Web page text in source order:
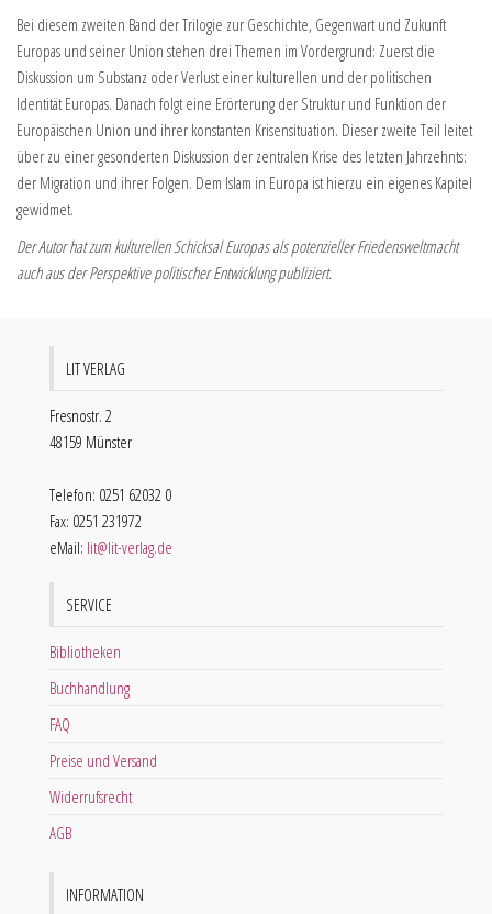
Bei diesem zweiten Band der Trilogie zur Geschichte, Gegenwart und Zukunft
Europas und seiner Union stehen drei Themen im Vordergrund: Zuerst die
Diskussion um Substanz oder Verlust einer kulturellen und der politischen
Identität Europas. Danach folgt eine Erörterung der Struktur und Funktion der
Europäischen Union und ihrer konstanten Krisensituation. Dieser zweite Teil leitet
über zu einer gesonderten Diskussion der zentralen Krise des letzten Jahrzehnts:
der Migration und ihrer Folgen. Dem Islam in Europa ist hierzu ein eigenes Kapitel
gewidmet.
Der Autor hat zum kulturellen Schicksal Europas als potenzieller Friedensweltmacht
auch aus der Perspektive politischer Entwicklung publiziert.
LIT VERLAG
Fresnostr. 2
48159 Münster
Telefon: 0251 62032 0
Fax: 0251 231972
eMail: lit@lit-verlag.de
SERVICE
Bibliotheken
Buchhandlung
FAQ
Preise und Versand
Widerrufsrecht
AGB
INFORMATION